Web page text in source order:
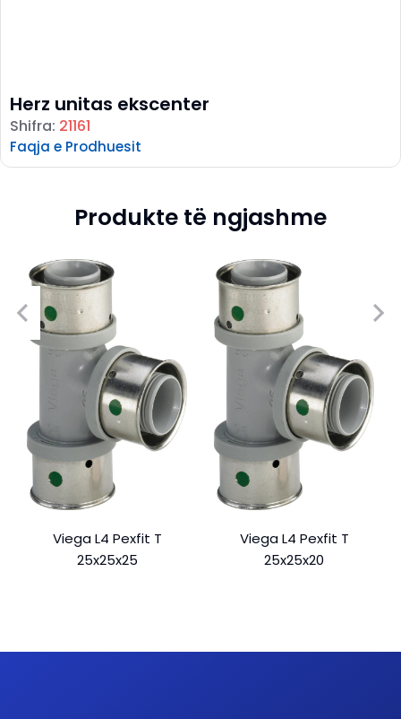
Herz unitas ekscenter
Shifra: 21161
Faqja e Prodhuesit
Produkte të ngjashme
Viega L4 Pexfit T
25x25x25
Viega L4 Pexfit T
25x25x20